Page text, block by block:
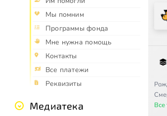
Мы помним
Программы фонда
Мне нужна помощь
Контакты
Все платежи
Реквизиты
Медиатека